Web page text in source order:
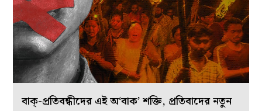
বাক্-প্রতিবন্ধীদের এই অ‘বাক’ শক্তি, প্রতিবাদের নতুন